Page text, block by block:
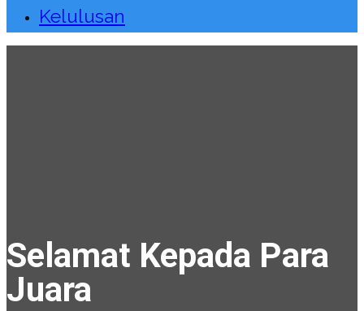
Kelulusan
Selamat Kepada Para
Juara